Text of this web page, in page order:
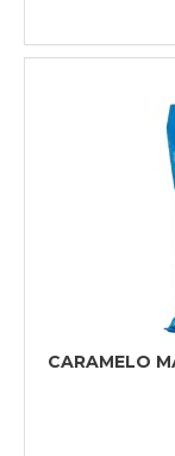
CARAMELO